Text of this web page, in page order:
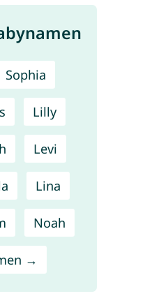
Sophia
Lilly
Levi
Lina
Noah
→